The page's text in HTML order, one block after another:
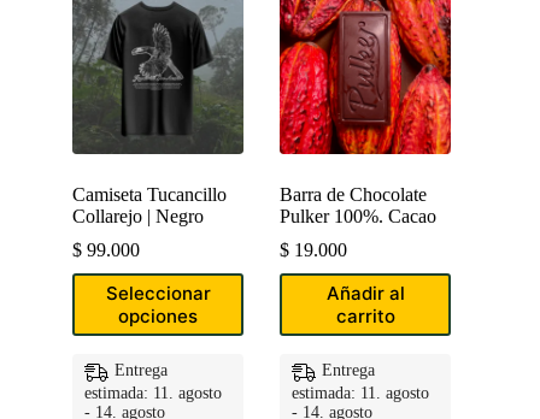
Camiseta Tucancillo
Collarejo | Negro
$ 99.000
Seleccionar
opciones
Este
producto
variantes.
Las
opciones
Entrega
estimada: 11. agosto
- 14. agosto
Barra de Chocolate
Pulker 100%. Cacao
$ 19.000
Añadir al
carrito
Entrega
estimada: 11. agosto
- 14. agosto